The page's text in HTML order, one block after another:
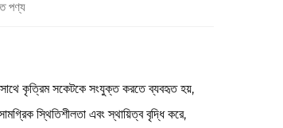
পণ্য
সাথে কৃত্রিম সকেটকে সংযুক্ত করতে ব্যবহৃত হয়,
স্থিতিশীলতা এবং স্থায়িত্ব বৃদ্ধি করে,